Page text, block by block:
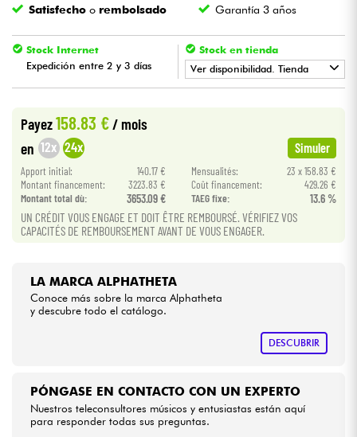
Vientos
Violines y cuarteto
Cables & Acces.
HiFi
Bundle
Satisfecho o rembolsado Garantía 3 años
Stock Internet
Expedición entre 2 y 3 días
Stock en tienda
Ver disponibilidad. Tienda
Star'SMusic TOULOUSE
Payez158.83 €/ mois
en 12x 24x Simuler
Apport initial: 140.17 € Mensualités:
23 x 158.83 €
Montant financement:
3223.83 € Coût financement:
429.26 €
Montant total dù:
3653.09 € TAEG fixe: 13.6 %
UN CRÉDIT VOUS ENGAGE ET DOIT ÊTRE REMBOURSÉ. VÉRIFIEZ VOS
CAPACITÉS DE REMBOURSEMENT AVANT DE VOUS ENGAGER.
LA MARCA ALPHATHETA
Conoce más sobre la marca Alphatheta
y descubre todo el catálogo.
DESCUBRIR
PÓNGASE EN CONTACTO CON UN EXPERTO
Nuestros teleconsultores músicos y entusiastas están aquí
para responder todas sus preguntas.